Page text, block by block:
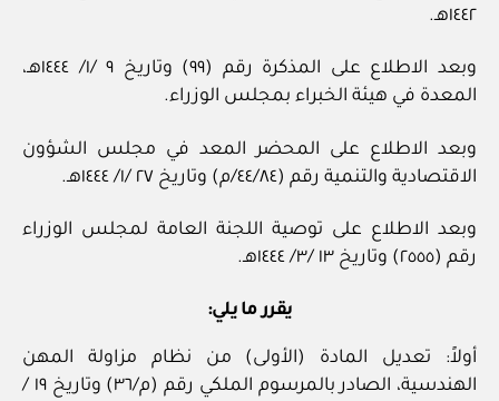
١٤٤٢هـ.
وبعد الاطلاع على المذكرة رقم (٩٩) وتاريخ ٩ /١/ ١٤٤٤هـ،
المعدة في هيئة الخبراء بمجلس الوزراء.
وبعد الاطلاع على المحضر المعد في مجلس الشؤون
الاقتصادية والتنمية رقم (٤٤/٨٤/م) وتاريخ ٢٧ /١/ ١٤٤٤هـ.
وبعد الاطلاع على توصية اللجنة العامة لمجلس الوزراء
رقم (٢٥٥٥) وتاريخ ١٣ /٣/ ١٤٤٤هـ.
يقرر ما يلي:
أولاً: تعديل المادة (الأولى) من نظام مزاولة المهن
الهندسية، الصادر بالمرسوم الملكي رقم (م/٣٦) وتاريخ ١٩ /